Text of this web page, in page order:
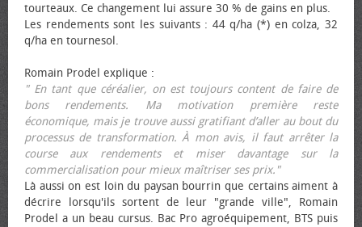
tourteaux. Ce changement lui assure 30 % de gains en plus.
Les rendements sont les suivants : 44 q/ha (*) en colza, 32
q/ha en tournesol.
Romain Prodel explique :
" En tant que céréalier, on est toujours content de faire de
bons rendements. Ma motivation première reste
économique, mais je trouve aussi gratifiant d’aller au bout du
processus de transformation. À mon avis, il faut arrêter la
course aux rendements et miser davantage sur la
commercialisation pour mieux maîtriser ses prix."
Là aussi on est loin du paysan bourrin que certains aiment à
décrire lorsqu'ils sortent de leur "grande ville", Romain
Prodel a un beau cursus. Bac Pro agroéquipement, BTS puis